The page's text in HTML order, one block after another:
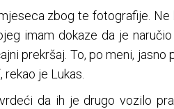
zbog te fotografije. Ne
imam dokaze da je naručio
prekršaj. To, po meni, jasno
rekao je Lukas.
da ih je drugo vozilo